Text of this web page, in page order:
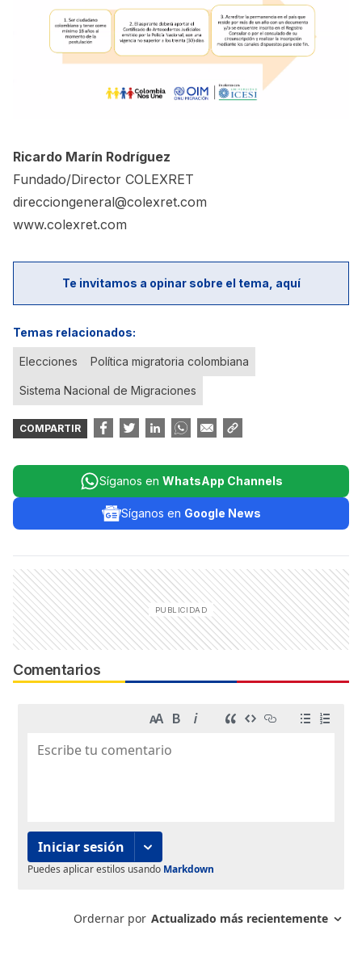
Ricardo Marín Rodríguez
Fundado/Director COLEXRET
direcciongeneral@colexret.com
www.colexret.com
Te invitamos a opinar sobre el tema, aquí
Temas relacionados:
Elecciones Política migratoria colombiana
Sistema Nacional de Migraciones
COMPARTIR
Síganos en WhatsApp Channels
Síganos en Google News
Comentarios